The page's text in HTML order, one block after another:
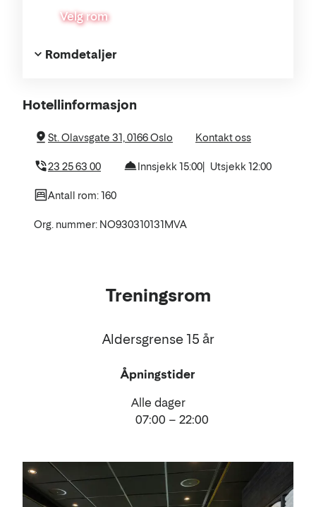
Velg rom
Romdetaljer
Om
hotellet
Hotellinformasjon
St. Olavsgate 31, 0166 Oslo Kontakt oss
23 25 63 00 Innsjekk 15:00 Utsjekk 12:00
Antall rom: 160
Org. nummer: NO930310131MVA
Treningsrom
Aldersgrense 15 år
Åpningstider
Alle dager
07:00 – 22:00